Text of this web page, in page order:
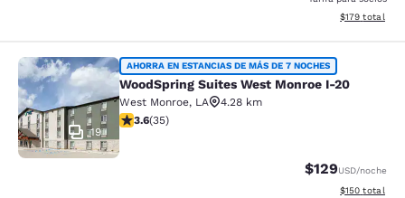
Ver detalles
$179 total
WoodSpring Suites West Monroe I-
19
AHORRA EN ESTANCIAS DE MÁS DE 7 NOCHES
WoodSpring Suites West Monroe I-20
West Monroe, LA
4.28 km
Calificación de 3.6 estrellas. Bueno. 35 reseñas
3.6(35)
$129USD/noche
Ver detalles
$150 total